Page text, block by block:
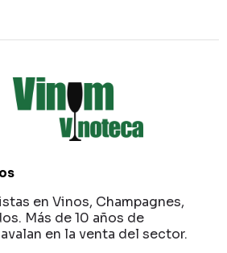
en Vinos, Champagnes,
Más de 10 años de
en la venta del sector.